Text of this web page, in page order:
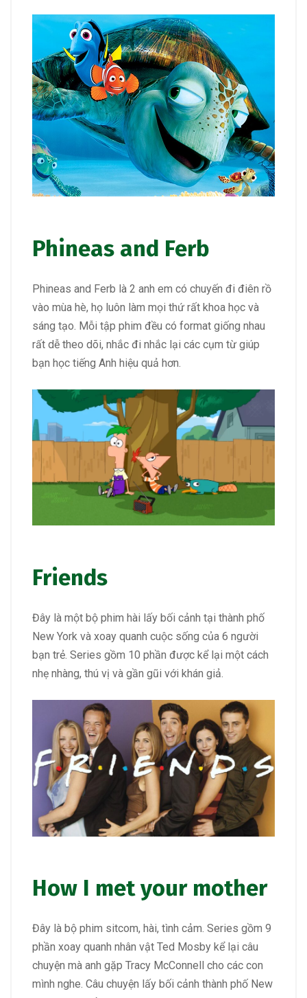
Phineas and Ferb
Phineas and Ferb là 2 anh em có chuyến đi điên rồ
vào mùa hè, họ luôn làm mọi thứ rất khoa học và
sáng tạo. Mỗi tập phim đều có format giống nhau
rất dễ theo dõi, nhắc đi nhắc lại các cụm từ giúp
bạn học tiếng Anh hiệu quả hơn.
Friends
Đây là một bộ phim hài lấy bối cảnh tại thành phố
New York và xoay quanh cuộc sống của 6 người
bạn trẻ. Series gồm 10 phần được kể lại một cách
nhẹ nhàng, thú vị và gần gũi với khán giả.
How I met your mother
Đây là bộ phim sitcom, hài, tình cảm. Series gồm 9
phần xoay quanh nhân vật Ted Mosby kể lại câu
chuyện mà anh gặp Tracy McConnell cho các con
mình nghe. Câu chuyện lấy bối cảnh thành phố New